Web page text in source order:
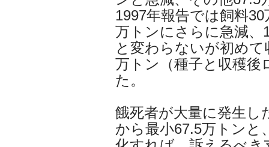
1997年報告では飼料
万トンにさらに急減、
と変わらないが初め
万トン（種子と収穫後
た。
餓死者が大量に発生し
から最小67.5万トンと